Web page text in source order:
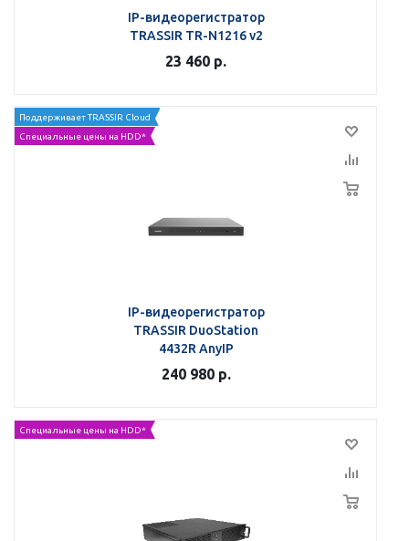
IP-видеорегистратор
TRASSIR TR-N1216 v2
23 460 р.
Поддерживает TRASSIR Cloud
Специальные цены на HDD*
IP-видеорегистратор
TRASSIR DuoStation
4432R AnyIP
240 980р.
Специальные цены на HDD*